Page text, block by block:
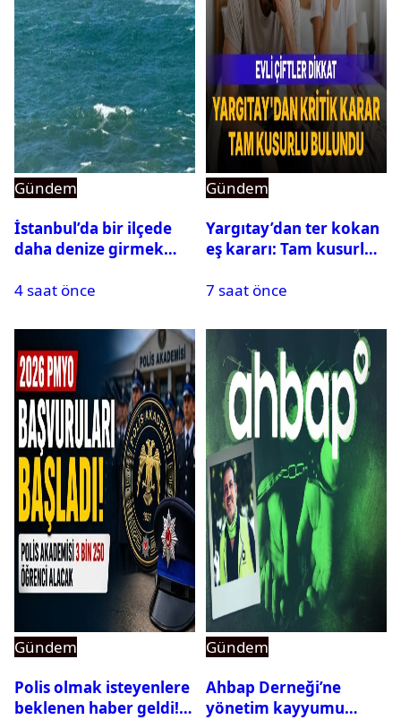
Gündem
İstanbul’da bir ilçede
daha denize girmek
4 saat önce
Gündem
Yargıtay’dan ter kokan
eş kararı: Tam kusurlu
7 saat önce
Gündem
Polis olmak isteyenlere
beklenen haber geldi!
Gündem
Ahbap Derneği’ne
yönetim kayyumu